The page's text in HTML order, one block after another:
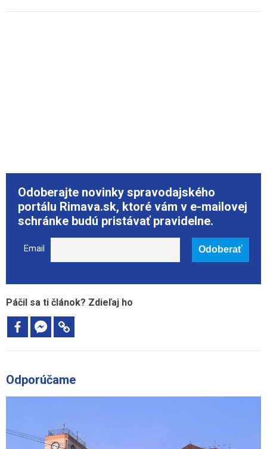
Odoberajte novinky spravodajského
portálu Rimava.sk, ktoré vám v e-mailovej
schránke budú pristávať pravidelne.
Email
Páčil sa ti článok? Zdieľaj ho
Odporúčame